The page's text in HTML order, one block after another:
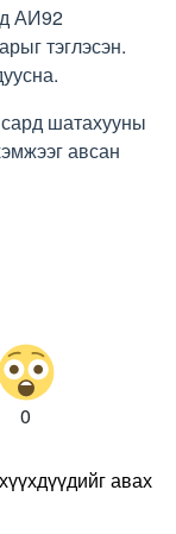
АИ92
тэглэсэн.
шатахууны
авсан
0
авах